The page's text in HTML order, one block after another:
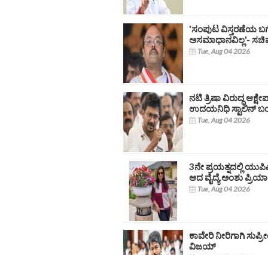
'ಸಂಪುಟ ವಿಸ್ತರಣೆಯ
ಅಸಮಾಧಾನವಿಲ್ಲ'-
Tue, Aug 04 2026
ನಟಿ ತ್ರಿಷಾ ವಿರುದ್ಧ
ಉದಯನಿಧಿ ಸ್ಟಾಲಿನ್
Tue, Aug 04 2026
3ನೇ ಪ್ರಯತ್ನದಲ್ಲಿ
ಆದ ವೈದ್ಯೆ ಅಂಶು ಪ್ರಿಯಾ
Tue, Aug 04 2026
ಕಾವೇರಿ ನೀರಿಗಾಗಿ
ವಿಜಯ್